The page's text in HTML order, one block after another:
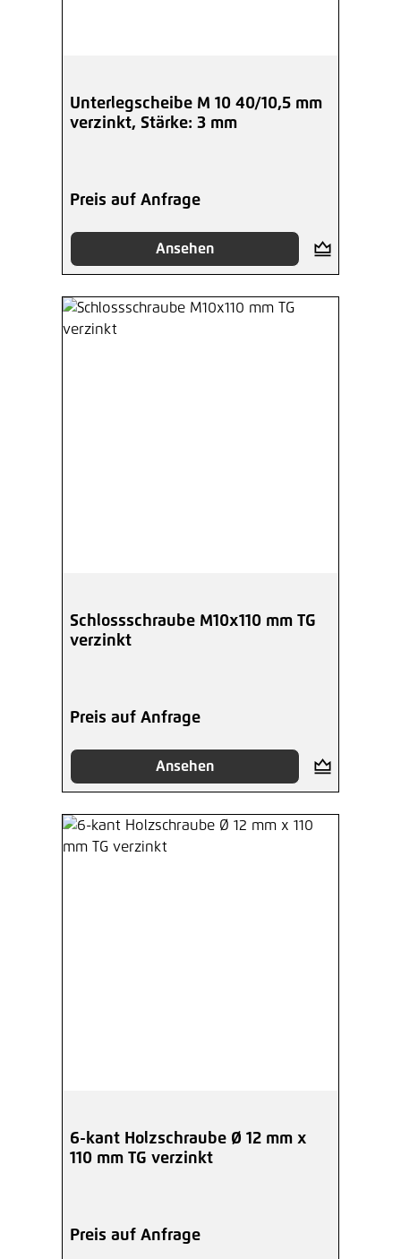
Unterlegscheibe M 10 40/10,5 mm
verzinkt, Stärke: 3 mm
Preis auf Anfrage
Ansehen
Schlossschraube M10x110 mm TG
verzinkt
Preis auf Anfrage
Ansehen
6-kant Holzschraube Ø 12 mm x
110 mm TG verzinkt
Preis auf Anfrage